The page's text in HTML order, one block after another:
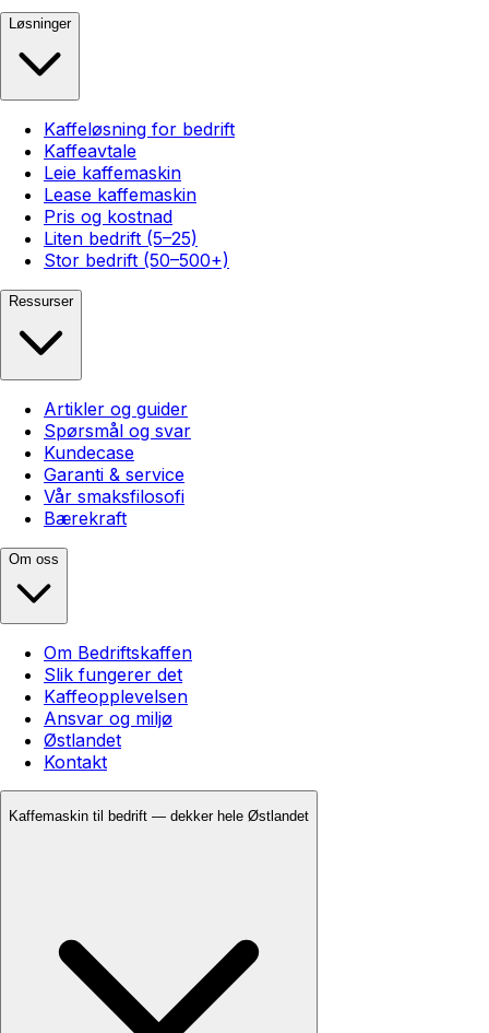
Løsninger
Kaffeløsning for bedrift
Kaffeavtale
Leie kaffemaskin
Lease kaffemaskin
Pris og kostnad
Liten bedrift (5–25)
Stor bedrift (50–500+)
Ressurser
Artikler og guider
Spørsmål og svar
Kundecase
Garanti & service
Vår smaksfilosofi
Bærekraft
Om oss
Om Bedriftskaffen
Slik fungerer det
Kaffeopplevelsen
Ansvar og miljø
Østlandet
Kontakt
Kaffemaskin til bedrift — dekker hele Østlandet